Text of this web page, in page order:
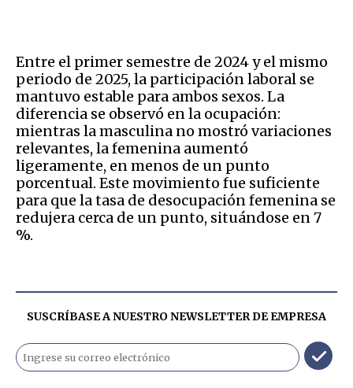
Entre el primer semestre de 2024 y el mismo
periodo de 2025, la participación laboral se
mantuvo estable para ambos sexos. La
diferencia se observó en la ocupación:
mientras la masculina no mostró variaciones
relevantes, la femenina aumentó
ligeramente, en menos de un punto
porcentual. Este movimiento fue suficiente
para que la tasa de desocupación femenina se
redujera cerca de un punto, situándose en 7
%.
SUSCRÍBASE A NUESTRO NEWSLETTER DEEMPRESA